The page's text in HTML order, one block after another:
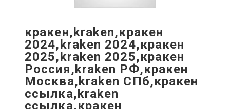
кракен,kraken,кракен
2024,kraken 2024,кракен
2025,kraken 2025,кракен
Россия,kraken РФ,кракен
Москва,kraken СПб,кракен
ссылка,kraken
ссылка,кракен